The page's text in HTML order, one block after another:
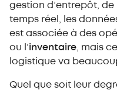
Comment
Les types de
Les avantages des
l’entrepôt
gestion d’entrepôt,
temps réel, les
est associée à des
ou l’inventaire , mais
logistique va
Quel que soit leur